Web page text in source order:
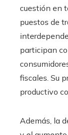
cuestión en
puestos de
participan
fiscales. Su
productivo
Además, la